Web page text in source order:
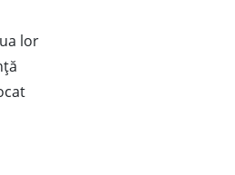
lor